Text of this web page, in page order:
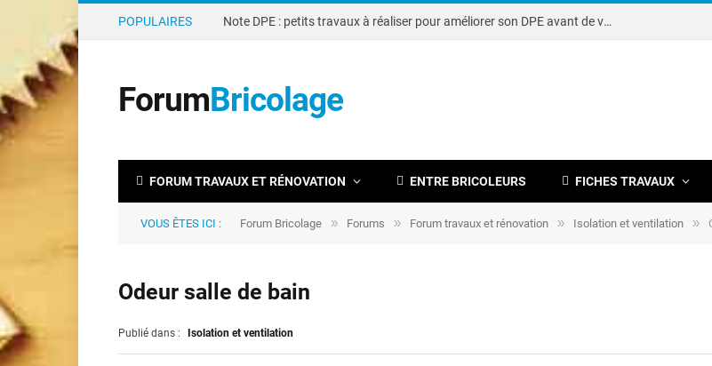
POPULAIRES Note DPE : petits travaux à réaliser pour améliorer son DPE avant de vendre
ForumBricolage
FORUM TRAVAUX ET RÉNOVATION ENTRE BRICOLEURS FICHES TRAVAUX
VOUS ÊTES ICI : Forum Bricolage » Forums » Forum travaux et rénovation » Isolation et ventilation »
Odeur salle de bain
Publié dans : Isolation et ventilation